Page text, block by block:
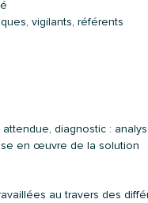
vigilants, référents
diagnostic :
en œuvre de la solution
au travers des